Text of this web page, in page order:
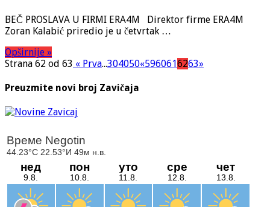
ERA4M
BEČ PROSLAVA U FIRMI ERA4M Direktor firme ERA4M
Zoran Kalabić priredio je u četvrtak …
Opširnije »
Strana 62 od 63 « Prva...304050«5960616263»
Preuzmite novi broj Zavičaja